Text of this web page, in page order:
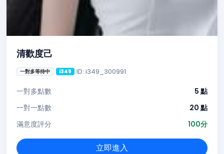
清歡度己
一對多等待中 i349 ID: i349_300991
一對多點數
5 點
一對一點數
20 點
滿意度評分
100分
立即進入